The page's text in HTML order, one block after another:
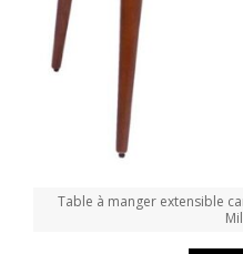
Table à manger extensible